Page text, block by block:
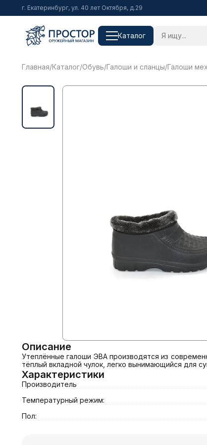
г. Екатеринбург, ул. 40 лет Октября, д.29
Каталог
Главная/Каталог/Обувь/Галоши и сланцы/Галоши
Описание
Утеплённые галоши ЭВА производятся из
тёплый вкладной чулок, легко вынимающийся для
Характеристики
Производитель
Температурный режим:
Пол: